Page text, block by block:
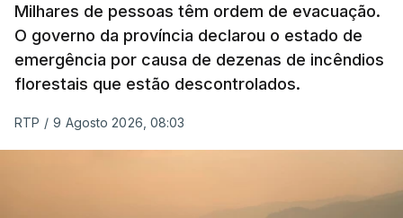
Milhares de pessoas têm ordem de evacuação.
O governo da província declarou o estado de
emergência por causa de dezenas de incêndios
florestais que estão descontrolados.
RTP / 9 Agosto 2026, 08:03